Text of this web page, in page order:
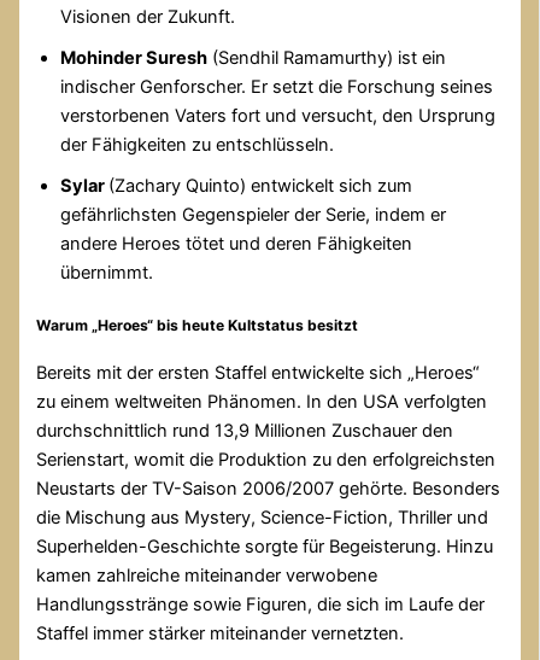
Visionen der Zukunft.
Mohinder Suresh (Sendhil Ramamurthy) ist ein
indischer Genforscher. Er setzt die Forschung seines
verstorbenen Vaters fort und versucht, den Ursprung
der Fähigkeiten zu entschlüsseln.
Sylar (Zachary Quinto) entwickelt sich zum
gefährlichsten Gegenspieler der Serie, indem er
andere Heroes tötet und deren Fähigkeiten
übernimmt.
Warum „Heroes“ bis heute Kultstatus besitzt
Bereits mit der ersten Staffel entwickelte sich „Heroes“
zu einem weltweiten Phänomen. In den USA verfolgten
durchschnittlich rund 13,9 Millionen Zuschauer den
Serienstart, womit die Produktion zu den erfolgreichsten
Neustarts der TV-Saison 2006/2007 gehörte. Besonders
die Mischung aus Mystery, Science-Fiction, Thriller und
Superhelden-Geschichte sorgte für Begeisterung. Hinzu
kamen zahlreiche miteinander verwobene
Handlungsstränge sowie Figuren, die sich im Laufe der
Staffel immer stärker miteinander vernetzten.